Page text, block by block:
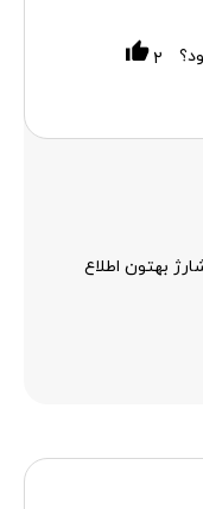
۲
بهتون اطلاع